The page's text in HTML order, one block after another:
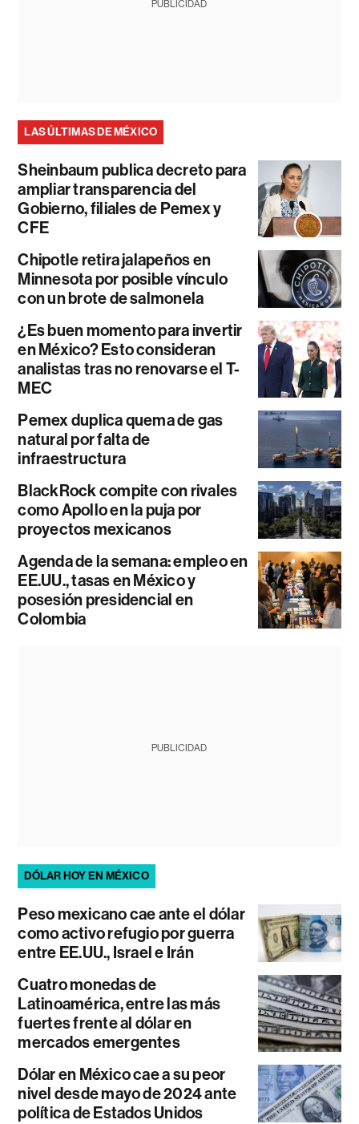
PUBLICIDAD
LAS ÚLTIMAS DE MÉXICO
Sheinbaum publica decreto para
ampliar transparencia del
Gobierno, filiales de Pemex y
CFE
Chipotle retira jalapeños en
Minnesota por posible vínculo
con un brote de salmonela
¿Es buen momento para invertir
en México? Esto consideran
analistas tras no renovarse el T-
MEC
Pemex duplica quema de gas
natural por falta de
infraestructura
BlackRock compite con rivales
como Apollo en la puja por
proyectos mexicanos
Agenda de la semana: empleo en
EE.UU., tasas en México y
posesión presidencial en
Colombia
PUBLICIDAD
DÓLAR HOY EN MÉXICO
Peso mexicano cae ante el dólar
como activo refugio por guerra
entre EE.UU., Israel e Irán
Cuatro monedas de
Latinoamérica, entre las más
fuertes frente al dólar en
mercados emergentes
Dólar en México cae a su peor
nivel desde mayo de 2024 ante
política de Estados Unidos